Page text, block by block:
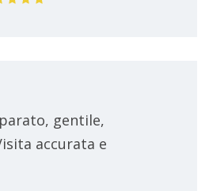
gentile,
accurata e